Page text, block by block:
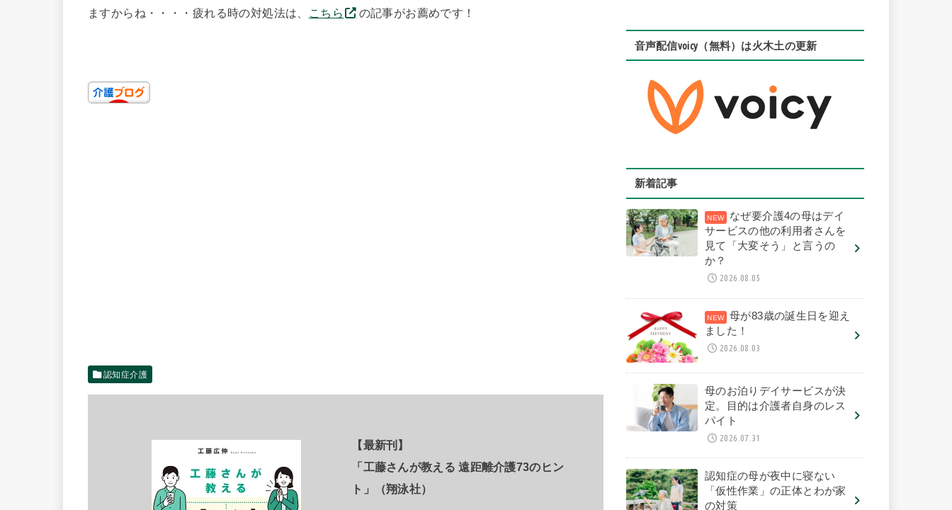
ますからね・・・・疲れる時の対処法は、
こちら の記事がお薦めです！
認知症介護
【最新刊】
「工藤さんが教える 遠距離介護73のヒン
ト」（翔泳社）
音声配信voicy（無料）は火木土の更新
新着記事
なぜ要介護4の母はデイ
サービスの他の利用者さんを
見て「大変そう」と言うの
か？
2026.08.05
母が83歳の誕生日を迎え
ました！
2026.08.03
母のお泊りデイサービスが決
定。目的は介護者自身のレス
パイト
2026.07.31
認知症の母が夜中に寝ない
「仮性作業」の正体とわが家
の対策